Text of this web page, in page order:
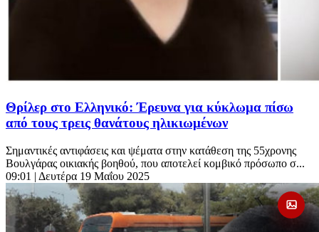
Θρίλερ στο Ελληνικό: Έρευνα για κύκλωμα πίσω
από τους τρεις θανάτους ηλικιωμένων
Σημαντικές αντιφάσεις και ψέματα στην κατάθεση της 55χρονης
Βουλγάρας οικιακής βοηθού, που αποτελεί κομβικό πρόσωπο σ...
09:01 | Δευτέρα 19 Μαΐου 2025